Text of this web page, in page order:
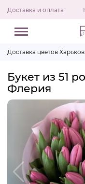
Доставка и оплата
Доставка цветов Харьков
Букет из 51
Флерия